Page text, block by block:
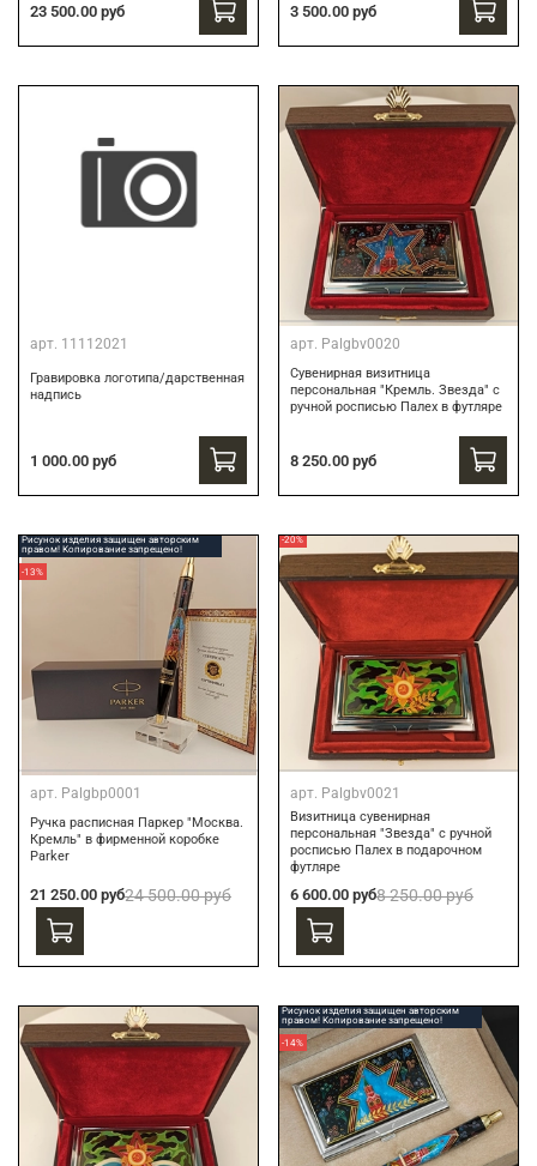
23 500.00 руб 3 500.00 руб
арт. 11112021
Гравировка логотипа/дарственная
надпись
1 000.00 руб
арт. Palgbv0020
Сувенирная визитница
персональная "Кремль. Звезда" с
ручной росписью Палех в футляре
8 250.00 руб
Рисунок изделия защищен авторским
правом! Копирование запрещено!
-13%
арт. Palgbp0001
Ручка расписная Паркер "Москва.
Кремль" в фирменной коробке
Parker
21 250.00 руб24 500.00 руб
-20%
арт. Palgbv0021
Визитница сувенирная
персональная "Звезда" с ручной
росписью Палех в подарочном
футляре
6 600.00 руб8 250.00 руб
Рисунок изделия защищен авторским
правом! Копирование запрещено!
-14%